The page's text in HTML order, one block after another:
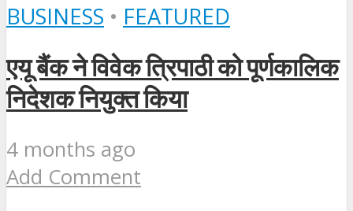
BUSINESS • FEATURED
एयू बैंक ने विवेक त्रिपाठी को पूर्णकालिक
निदेशक नियुक्त किया
4 months ago
Add Comment